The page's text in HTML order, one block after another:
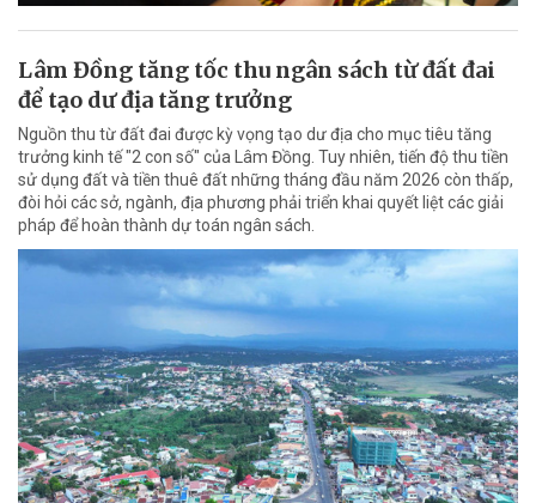
Lâm Đồng tăng tốc thu ngân sách từ đất đai
để tạo dư địa tăng trưởng
Nguồn thu từ đất đai được kỳ vọng tạo dư địa cho mục tiêu tăng
trưởng kinh tế "2 con số" của Lâm Đồng. Tuy nhiên, tiến độ thu tiền
sử dụng đất và tiền thuê đất những tháng đầu năm 2026 còn thấp,
đòi hỏi các sở, ngành, địa phương phải triển khai quyết liệt các giải
pháp để hoàn thành dự toán ngân sách.